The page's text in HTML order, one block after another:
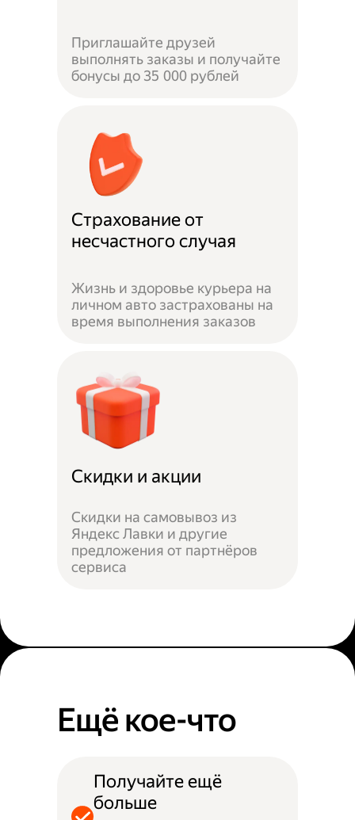
Приглашайте друзей
выполнять заказы и получайте
бонусы до 35 000 рублей
Страхование от
несчастного случая
Жизнь и здоровье курьера на
личном авто застрахованы на
время выполнения заказов
Скидки и акции
Скидки на самовывоз из
Яндекс Лавки и другие
предложения от партнёров
сервиса
Ещё кое-что
Получайте ещё
больше